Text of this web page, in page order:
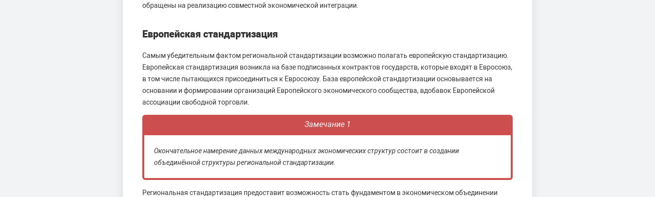
обращены на реализацию совместной экономической интеграции.
Европейская стандартизация
Самым убедительным фактом региональной стандартизации возможно полагать европейскую стандартизацию.
Европейская стандартизация возникла на базе подписанных контрактов государств, которые входят в Евросоюз,
в том числе пытающихся присоединиться к Евросоюзу. База европейской стандартизации основывается на
основании и формировании организаций Европейского экономического сообщества, вдобавок Европейской
ассоциации свободной торговли.
Замечание 1
Окончательное намерение данных международных экономических структур состоит в создании
объединённой структуры региональной стандартизации.
Региональная стандартизация предоставит возможность стать фундаментом в экономическом объединении